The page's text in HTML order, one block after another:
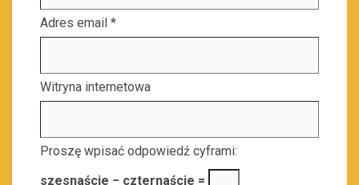
Adres email *
Witryna internetowa
Proszę wpisać odpowiedź cyframi:
szesnaście − czternaście =